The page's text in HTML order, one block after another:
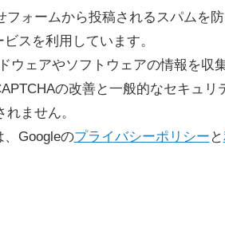
フォームから投稿されるスパムを
スを利用しています。
ウェアやソフトウェアの情報を収
の改善と一般的なセキュ
ません。
、Googleのプライバシーポリシー と